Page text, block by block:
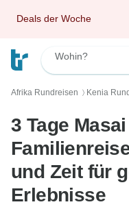
Deals der Woche
Wohin?
Afrika Rundreisen 〉 Kenia
3 Tage
und Zeit für
Erlebnisse